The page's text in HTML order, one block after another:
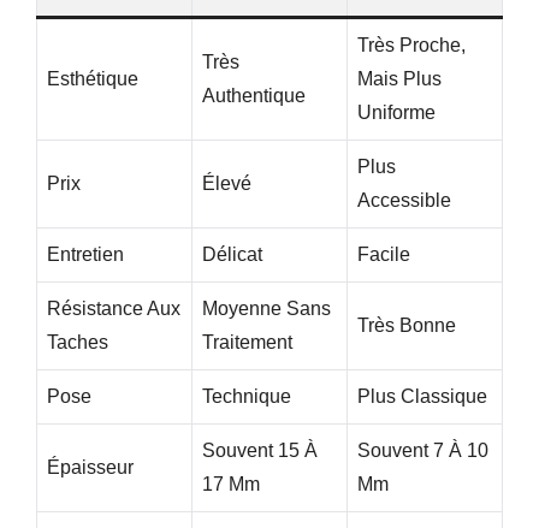
Esthétique
Très
Authentique
Très Proche,
Mais Plus
Uniforme
Prix Élevé
Plus
Accessible
Entretien Délicat Facile
Résistance Aux
Taches
Moyenne Sans
Traitement
Très Bonne
Pose Technique Plus Classique
Épaisseur
Souvent 15 À
17 Mm
Souvent 7 À 10
Mm